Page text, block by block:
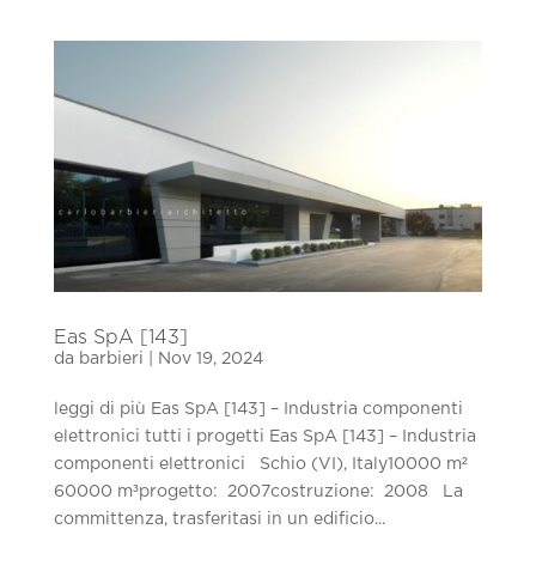
Eas SpA [143]
da barbieri Nov 19, 2024
leggi di più Eas SpA [143] – Industria componenti
elettronici tutti i progetti Eas SpA [143] – Industria
componenti elettronici Schio (VI), Italy10000 m²
60000 m³progetto: 2007costruzione: 2008 La
committenza, trasferitasi in un edificio...